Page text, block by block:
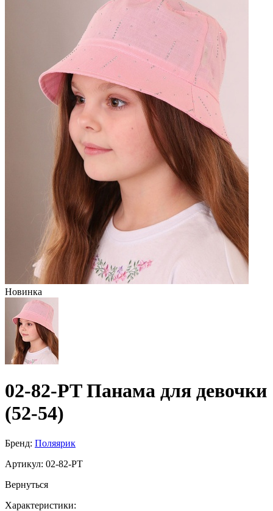
Новинка
02-82-PT Панама для девочки
(52-54)
Бренд: Поляярик
Артикул: 02-82-PT
Вернуться
Характеристики: